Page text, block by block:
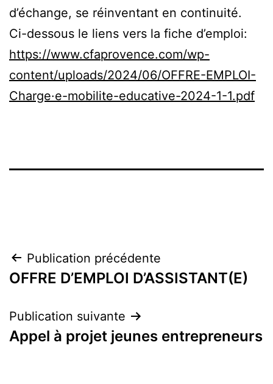
d’échange, se réinventant en continuité.
Ci-dessous le liens vers la fiche d’emploi:
https://www.cfaprovence.com/wp-
content/uploads/2024/06/OFFRE-EMPLOI-
Charge·e-mobilite-educative-2024-1-1.pdf
Navigation
de
l’article
Publication précédente
OFFRE D’EMPLOI D’ASSISTANT(E)
Publication suivante
Appel à projet jeunes entrepreneurs